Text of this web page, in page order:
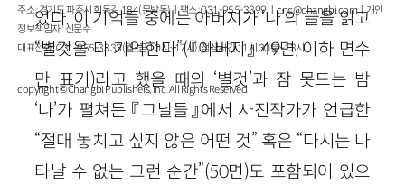
었다. 이 기억들 중에는 아버지가 ‘나’의 글을 읽고
“별것을 다 기억한다”(『아버지』 49면, 이하 면수
만 표기)라고 했을 때의 ‘별것’과 잠 못드는 밤
‘나’가 펼쳐든 『그날들』에서 사진작가가 언급한
“절대 놓치고 싶지 않은 어떤 것” 혹은 “다시는 나
타날 수 없는 그런 순간”(50면)도 포함되어 있으
주소 : 경기도 파주시 회동길 184(문발동)ㅣ팩스 : 031-955-3399 ㅣcnc@changbi.comㅣ개인
정보책임자 : 신문수
대표전화 : 031-955-3333(월~금 10시~17시), 점심시간 11시 30분~13시
copyright © Changbi Publishers, inc. All Rights Reserved.